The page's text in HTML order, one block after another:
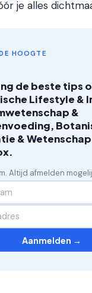
je alles
HOOGTE
de beste tips
Lifestyle &
&
&
Altijd afmelden
Aanmelden →